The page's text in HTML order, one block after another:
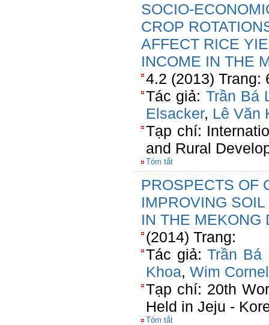
SOCIO-
CROP
AFFECT RICE
INCOME IN THE
4.2 (2013) Trang:
Tác giả: Trần Bá
Elsacker, Lê Văn
Tạp chí:
and Rural
Tóm tắt
PROSPECTS OF
IMPROVING
IN THE MEKONG
(2014) Trang:
Tác giả:Trần Bá
Khoa, Wim
Tạp chí: 20th
Held in Jeju -
Tóm tắt